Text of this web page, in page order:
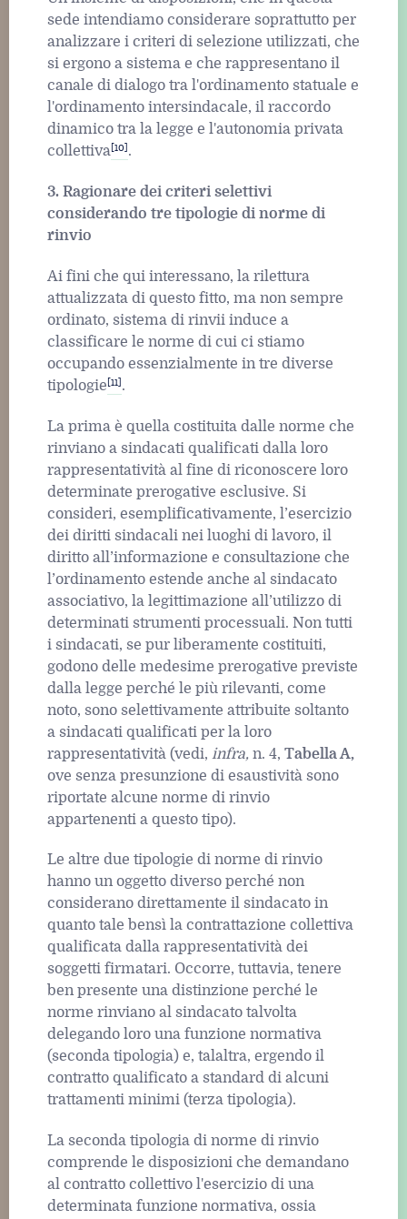
sede intendiamo considerare soprattutto per
analizzare i criteri di selezione utilizzati, che
si ergono a sistema e che rappresentano il
canale di dialogo tra l'ordinamento statuale e
l'ordinamento intersindacale, il raccordo
dinamico tra la legge e l'autonomia privata
collettiva [10] .
3. Ragionare dei criteri selettivi
considerando tre tipologie di norme di
rinvio
Ai fini che qui interessano, la rilettura
attualizzata di questo fitto, ma non sempre
ordinato, sistema di rinvii induce a
classificare le norme di cui ci stiamo
occupando essenzialmente in tre diverse
tipologie [11] .
La prima è quella costituita dalle norme che
rinviano a sindacati qualificati dalla loro
rappresentatività al fine di riconoscere loro
determinate prerogative esclusive. Si
consideri, esemplificativamente, l’esercizio
dei diritti sindacali nei luoghi di lavoro, il
diritto all’informazione e consultazione che
l’ordinamento estende anche al sindacato
associativo, la legittimazione all’utilizzo di
determinati strumenti processuali. Non tutti
i sindacati, se pur liberamente costituiti,
godono delle medesime prerogative previste
dalla legge perché le più rilevanti, come
noto, sono selettivamente attribuite soltanto
a sindacati qualificati per la loro
rappresentatività (vedi, infra, n. 4, Tabella A,
ove senza presunzione di esaustività sono
riportate alcune norme di rinvio
appartenenti a questo tipo).
Le altre due tipologie di norme di rinvio
hanno un oggetto diverso perché non
considerano direttamente il sindacato in
quanto tale bensì la contrattazione collettiva
qualificata dalla rappresentatività dei
soggetti firmatari. Occorre, tuttavia, tenere
ben presente una distinzione perché le
norme rinviano al sindacato talvolta
delegando loro una funzione normativa
(seconda tipologia) e, talaltra, ergendo il
contratto qualificato a standard di alcuni
trattamenti minimi (terza tipologia).
La seconda tipologia di norme di rinvio
comprende le disposizioni che demandano
al contratto collettivo l'esercizio di una
determinata funzione normativa, ossia